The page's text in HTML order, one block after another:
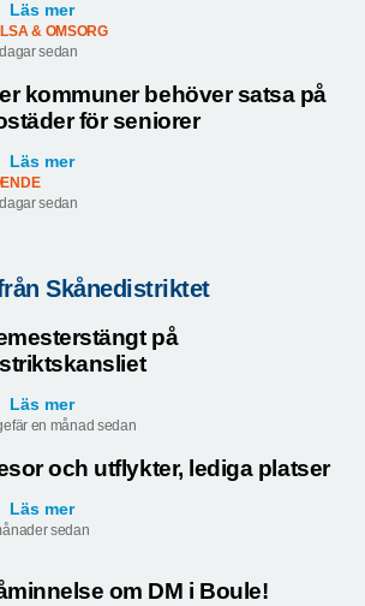
Läs mer
& OMSORG
sedan
kommuner behöver satsa på
för seniorer
Läs mer
sedan
Skånedistriktet
på
Läs mer
en månad sedan
och utflykter, lediga platser
Läs mer
sedan
om DM i Boule!